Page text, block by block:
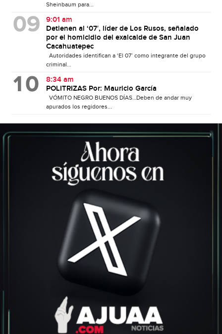
Sheinbaum para...
9:01 am
Detienen al ‘07′, líder de Los Rusos, señalado
por el homicidio del exalcalde de San Juan
Cacahuatepec
Autoridades identifican a ‘El 07’ como integrante del grupo
criminal...
8:34 am
POLITRIZAS Por: Mauricio García
VÓMITO NEGRO BUENOS DÍAS…Deben de andar muy
apurados los regidores...